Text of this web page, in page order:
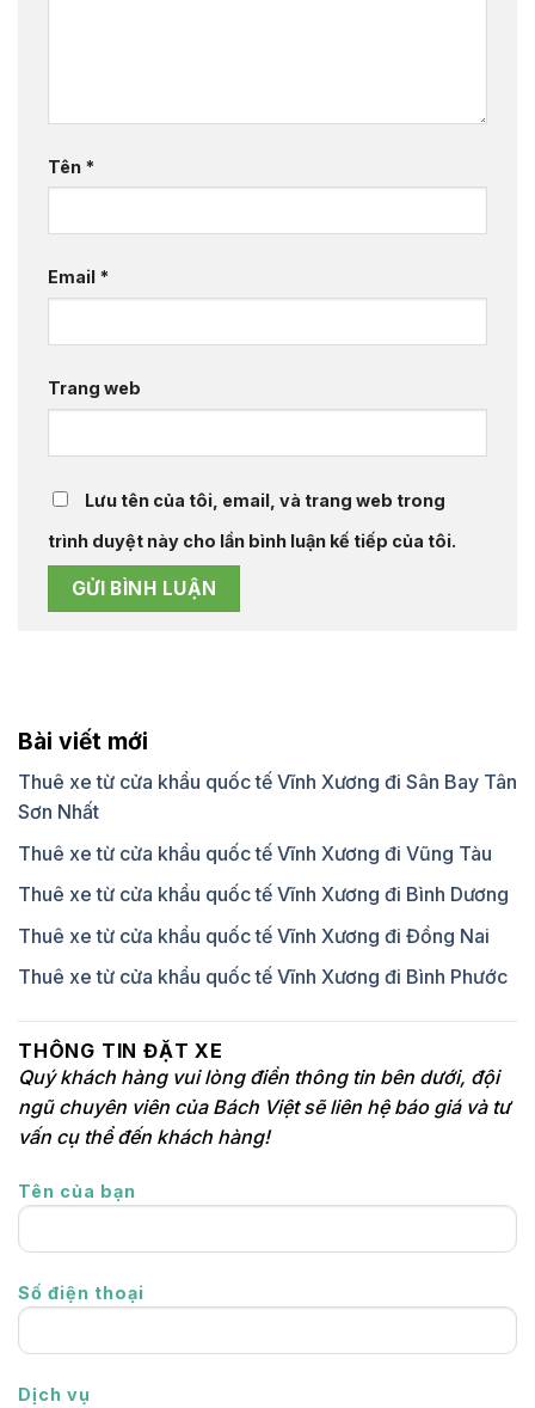
Tên *
Email *
Trang web
Lưu tên của tôi, email, và trang web trong
trình duyệt này cho lần bình luận kế tiếp của tôi.
Bài viết mới
Thuê xe từ cửa khẩu quốc tế Vĩnh Xương đi Sân Bay Tân
Sơn Nhất
Thuê xe từ cửa khẩu quốc tế Vĩnh Xương đi Vũng Tàu
Thuê xe từ cửa khẩu quốc tế Vĩnh Xương đi Bình Dương
Thuê xe từ cửa khẩu quốc tế Vĩnh Xương đi Đồng Nai
Thuê xe từ cửa khẩu quốc tế Vĩnh Xương đi Bình Phước
THÔNG TIN ĐẶT XE
Quý khách hàng vui lòng điền thông tin bên dưới, đội
ngũ chuyên viên của Bách Việt sẽ liên hệ báo giá và tư
vấn cụ thể đến khách hàng!
Tên của bạn
Số điện thoại
Dịch vụ